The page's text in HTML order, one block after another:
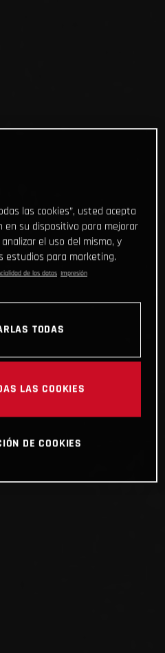
las cookies”, usted acepta
en su dispositivo para mejorar
el uso del mismo, y
estudios para marketing.
de los datos Impresión
TODAS
LAS COOKIES
DE COOKIES